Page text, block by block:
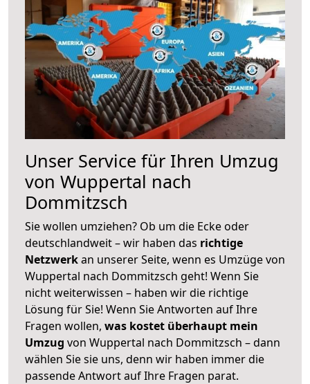
Unser Service für Ihren Umzug
von Wuppertal nach
Dommitzsch
Sie wollen umziehen? Ob um die Ecke oder
deutschlandweit – wir haben das richtige
Netzwerkan unserer Seite, wenn es Umzüge von
Wuppertal nach Dommitzsch geht! Wenn Sie
nicht weiterwissen – haben wir die richtige
Lösung für Sie! Wenn Sie Antworten auf Ihre
Fragen wollen, was kostet überhaupt mein
Umzug von Wuppertal nach Dommitzsch – dann
wählen Sie sie uns, denn wir haben immer die
passende Antwort auf Ihre Fragen parat.